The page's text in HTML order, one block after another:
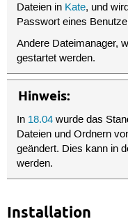
Dateien in Kate, und
Passwort eines
Andere Dateimanager,
gestartet werden.
Hinweis:
In 18.04 wurde das
Dateien und Ordnern
geändert. Dies kann in
werden.
Installation